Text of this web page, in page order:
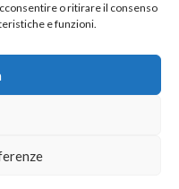
o ritirare il consenso
e funzioni.
0
Gioielleria